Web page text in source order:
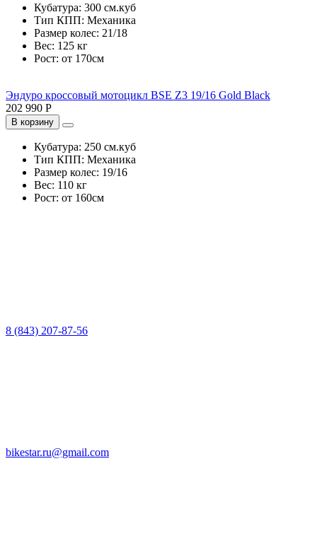
Кубатура: 300 см.куб
Тип КПП: Механика
Размер колес: 21/18
Вес: 125 кг
Рост: от 170см
Эндуро кроссовый мотоцикл BSE Z3 19/16 Gold Black
202 990 Р
В корзину
Кубатура: 250 см.куб
Тип КПП: Механика
Размер колес: 19/16
Вес: 110 кг
Рост: от 160см
8 (843) 207-87-56
bikestar.ru@gmail.com